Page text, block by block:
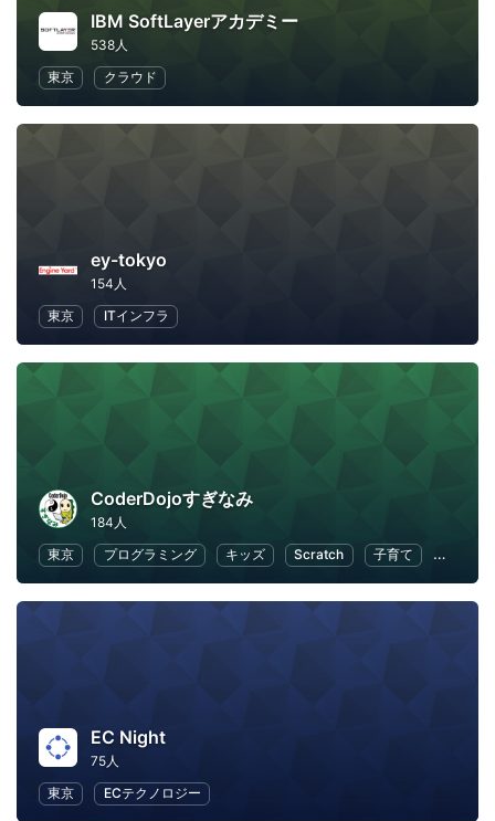
IBM SoftLayerアカデミー
538人
東京
クラウド
ey-tokyo
154人
東京
ITインフラ
CoderDojoすぎなみ
184人
東京
プログラミング キッズ Scratch 子育て 子供向
EC Night
75人
東京
ECテクノロジー